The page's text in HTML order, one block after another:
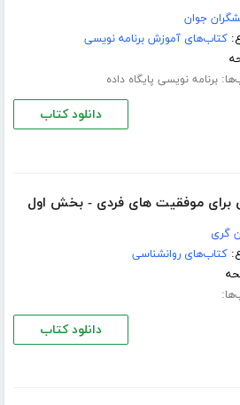
جوان
کتاب‌های آموزش برنامه نویسی
برنامه نویسی پایگاه داده
دانلود کتاب
برای موفقیت های فردی - بخش اول
گری
کتاب‌های روانشناسی
دانلود کتاب